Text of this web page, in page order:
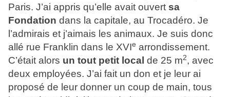
Paris. J’ai appris qu’elle avait ouvert sa
Fondation dans la capitale, au Trocadéro. Je
l’admirais et j’aimais les animaux. Je suis donc
allé rue Franklin dans le XVIe arrondissement.
C’était alors un tout petit local de 25 m2, avec
deux employées. J’ai fait un don et je leur ai
proposé de leur donner un coup de main, tous